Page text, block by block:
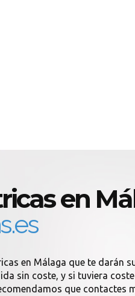
en
en Málaga que te darán
sin coste, y si tuviera
que contactes